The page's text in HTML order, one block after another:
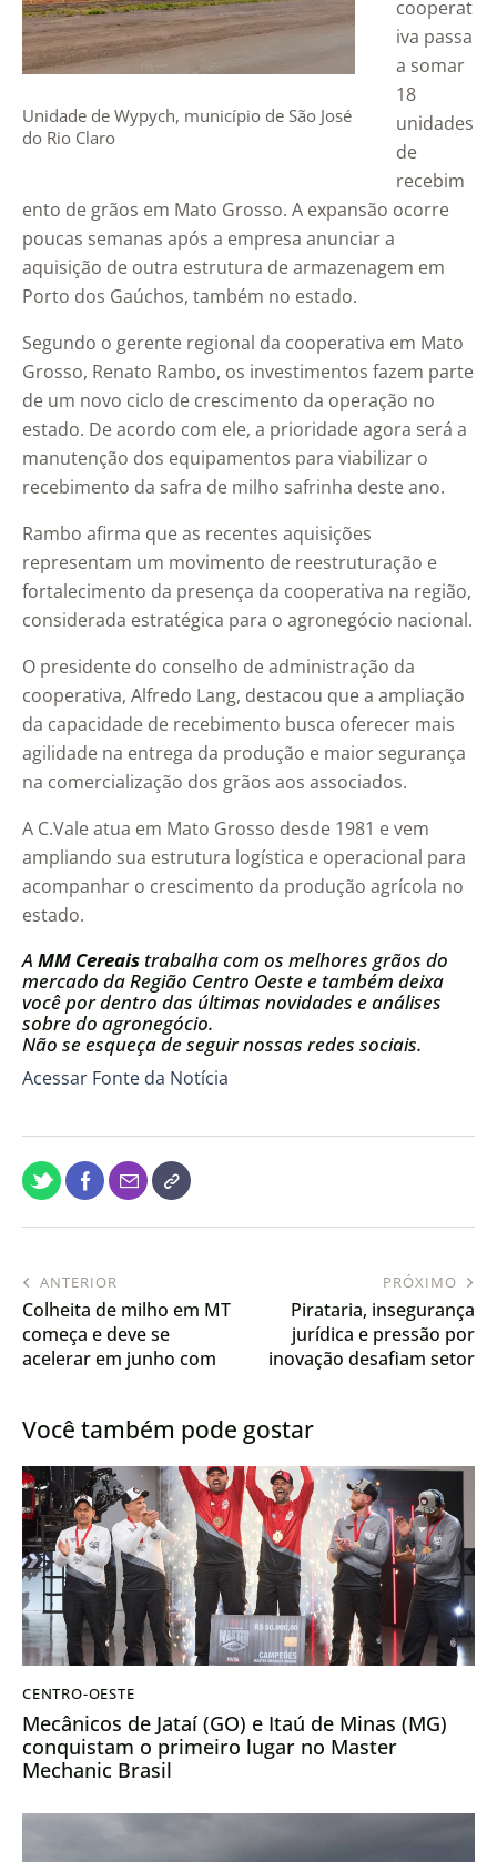
Unidade de Wypych, município de São José
do Rio Claro
cooperat
iva passa
a somar
18
unidades
de
recebim
ento de grãos em Mato Grosso. A expansão ocorre
poucas semanas após a empresa anunciar a
aquisição de outra estrutura de armazenagem em
Porto dos Gaúchos, também no estado.
Segundo o gerente regional da cooperativa em Mato
Grosso, Renato Rambo, os investimentos fazem parte
de um novo ciclo de crescimento da operação no
estado. De acordo com ele, a prioridade agora será a
manutenção dos equipamentos para viabilizar o
recebimento da safra de milho safrinha deste ano.
Rambo afirma que as recentes aquisições
representam um movimento de reestruturação e
fortalecimento da presença da cooperativa na região,
considerada estratégica para o agronegócio nacional.
O presidente do conselho de administração da
cooperativa, Alfredo Lang, destacou que a ampliação
da capacidade de recebimento busca oferecer mais
agilidade na entrega da produção e maior segurança
na comercialização dos grãos aos associados.
A C.Vale atua em Mato Grosso desde 1981 e vem
ampliando sua estrutura logística e operacional para
acompanhar o crescimento da produção agrícola no
estado.
A MM Cereais trabalha com os melhores grãos do
mercado da Região Centro Oeste e também deixa
você por dentro das últimas novidades e análises
sobre do agronegócio.
Não se esqueça de seguir nossas redes sociais.
Acessar Fonte da Notícia
ANTERIOR
Colheita de milho em MT
começa e deve se
acelerar em junho com
PRÓXIMO
Pirataria, insegurança
jurídica e pressão por
inovação desafiam setor
Você também pode gostar
CENTRO-OESTE
Mecânicos de Jataí (GO) e Itaú de Minas (MG)
conquistam o primeiro lugar no Master
Mechanic Brasil